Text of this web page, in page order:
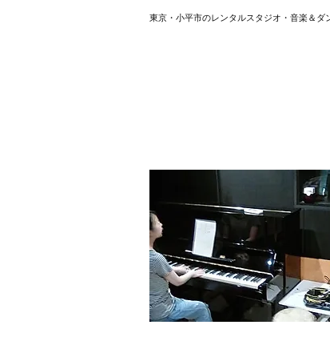
東京・小平市のレンタルスタジオ・音楽＆ダ